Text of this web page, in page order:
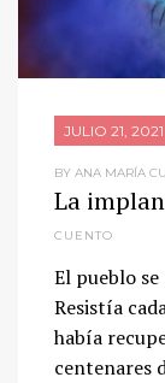
JULIO 21, 2021
BY ANA MARÍA
La
CUENTO
El pueblo
Resistía
había
centenares